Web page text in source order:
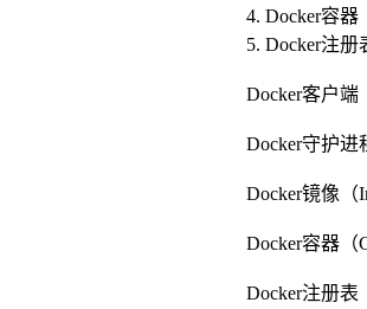
4. Docker容器
5. Docker注册
Docker客户端
Docker守护进
Docker镜像（
Docker容器（
Docker注册表